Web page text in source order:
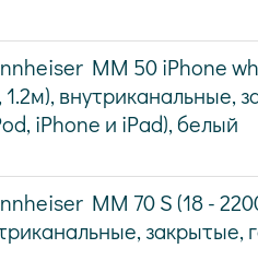
MM 50 iPhone
1.2м), внутриканальные,
iPhone и iPad), белый
MM 70 S (18 -
закрытые,